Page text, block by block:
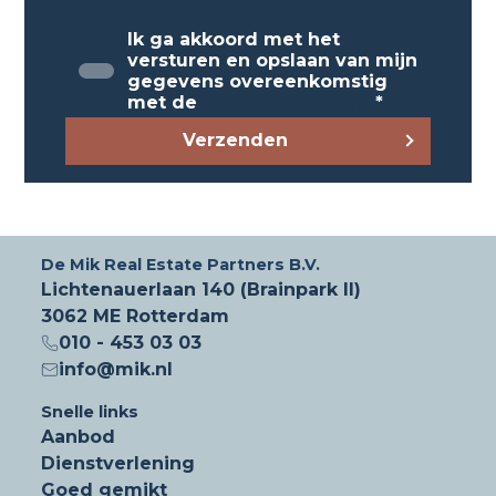
- toiletvoorziening;
- pantry;
- afsluitbaar buitenterrein voorzien een
elektrisch hek;
- buitenverlichting.
Huurtermijn
5 + 5 jaar.
Voorschot servicekosten
Huurgarantie
Een bankgarantie ter grootte van een
Ik ga akkoord met het
versturen en opslaan van mijn
gegevens overeenkomstig
met de
*
Verzenden
De Mik Real Estate Partners B.V.
Lichtenauerlaan 140 (Brainpark II)
3062 ME Rotterdam
010 - 453 03 03
info@mik.nl
Snelle links
Aanbod
Dienstverlening
Goed gemikt